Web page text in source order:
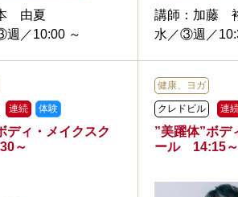
由夏
／10:00 ～
講師： 加藤
水／③週／
連続 体験
ディ・メイクスク
～
健康、ヨガ
クレドビル 連
”美躍体”ボデ
ール 14:15～